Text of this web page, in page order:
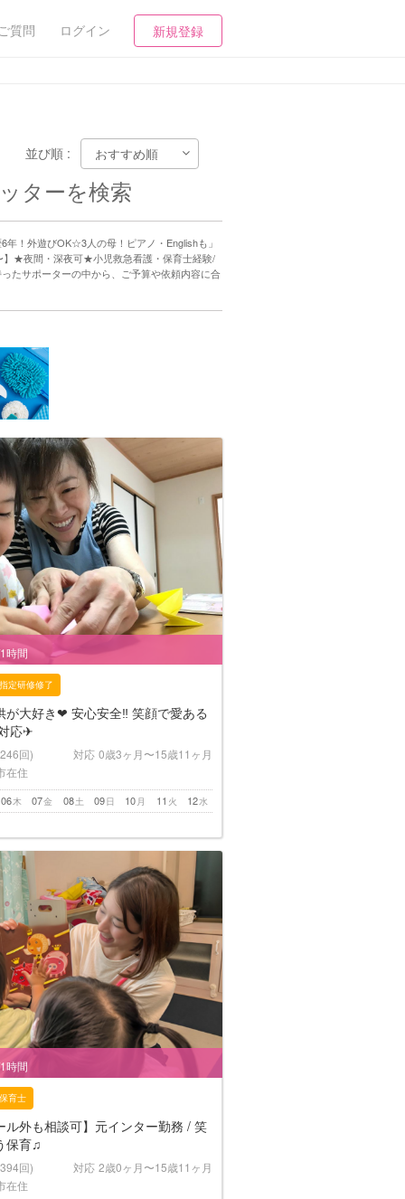
質問 ログイン 新規登録
並び順 :
ターを検索
！外遊びOK☆3人の母！ピアノ・Englishも」
★夜間・深夜可★小児救急看護・保育士経験/
たサポーターの中から、ご予算や依頼内容に合
時間
定研修修了
が大好き❤︎ 安心安全‼︎ 笑顔で愛ある
応✈︎
回) 対応 0歳3ヶ月〜15歳11ヶ月
在住
木
06 金
07 土
08 日
09 月
10 火
11 水
12
時間
育士
ル外も相談可】元インター勤務 / 笑
保育♫
回) 対応 2歳0ヶ月〜15歳11ヶ月
在住